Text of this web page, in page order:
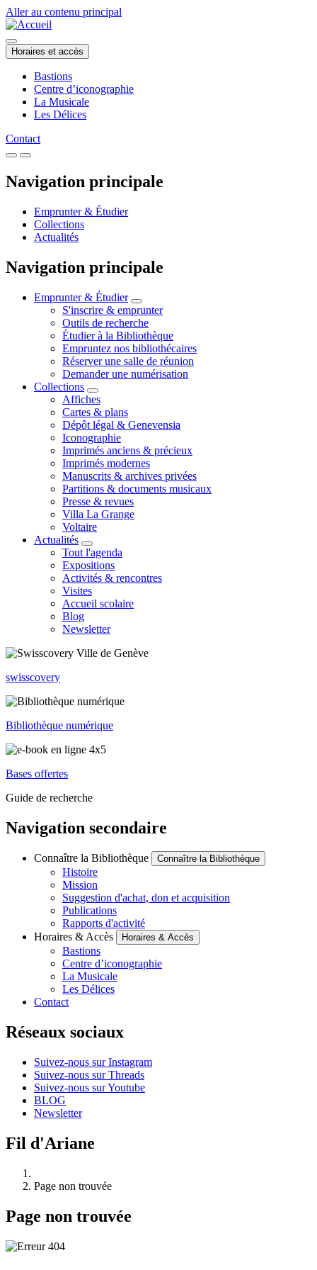
Aller au contenu principal
Horaires et accès
Bastions
Centre d’iconographie
La Musicale
Les Délices
Contact
Navigation principale
Emprunter & Étudier
Collections
Actualités
Navigation principale
Emprunter & Étudier
S'inscrire & emprunter
Outils de recherche
Étudier à la Bibliothèque
Empruntez nos bibliothécaires
Réserver une salle de réunion
Demander une numérisation
Collections
Affiches
Cartes & plans
Dépôt légal & Genevensia
Iconographie
Imprimés anciens & précieux
Imprimés modernes
Manuscrits & archives privées
Partitions & documents musicaux
Presse & revues
Villa La Grange
Voltaire
Actualités
Tout l'agenda
Expositions
Activités & rencontres
Visites
Accueil scolaire
Blog
Newsletter
swisscovery
Bibliothèque numérique
Bases offertes
Guide de recherche
Navigation secondaire
Connaître la Bibliothèque Connaître la Bibliothèque
Histoire
Mission
Suggestion d'achat, don et acquisition
Publications
Rapports d'activité
Horaires & Accès
Horaires & Accès
Bastions
Centre d’iconographie
La Musicale
Les Délices
Contact
Réseaux sociaux
Suivez-nous sur Instagram
Suivez-nous sur Threads
Suivez-nous sur Youtube
BLOG
Newsletter
Fil d'Ariane
Page non trouvée
Page non trouvée